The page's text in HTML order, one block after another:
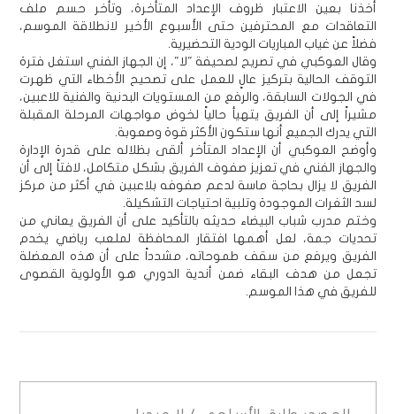
أخذنا بعين الاعتبار ظروف الإعداد المتأخرة، وتأخر حسم ملف
التعاقدات مع المحترفين حتى الأسبوع الأخير لانطلاقة الموسم،
فضلاً عن غياب المباريات الودية التحضيرية.
وقال العوكبي في تصريح لصحيفة "لا"، إن الجهاز الفني استغل فترة
التوقف الحالية بتركيز عالٍ للعمل على تصحيح الأخطاء التي ظهرت
في الجولات السابقة، والرفع من المستويات البدنية والفنية للاعبين،
مشيراً إلى أن الفريق يتهيأ حالياً لخوض مواجهات المرحلة المقبلة
التي يدرك الجميع أنها ستكون الأكثر قوة وصعوبة.
وأوضح العوكبي أن الإعداد المتأخر ألقى بظلاله على قدرة الإدارة
والجهاز الفني في تعزيز صفوف الفريق بشكل متكامل، لافتاً إلى أن
الفريق لا يزال بحاجة ماسة لدعم صفوفه بلاعبين في أكثر من مركز
لسد الثغرات الموجودة وتلبية احتياجات التشكيلة.
وختم مدرب شباب البيضاء حديثه بالتأكيد على أن الفريق يعاني من
تحديات جمة، لعل أهمها افتقار المحافظة لملعب رياضي يخدم
الفريق ويرفع من سقف طموحاته، مشدداً على أن هذه المعضلة
تجعل من هدف البقاء ضمن أندية الدوري هو الأولوية القصوى
للفريق في هذا الموسم.